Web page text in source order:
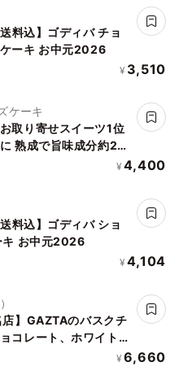
料込】ゴディバ チョ
ーキ お中元2026
¥ 3,510
ケーキ
取り寄せスイーツ1位
熟成で旨味成分約2
ーの「熟成バスクチー
¥ 4,400
料込】ゴディバ ショ
キ お中元2026
¥ 4,104
店】GAZTAのバスクチ
コレート、ホワイトチ
セット
¥ 6,660